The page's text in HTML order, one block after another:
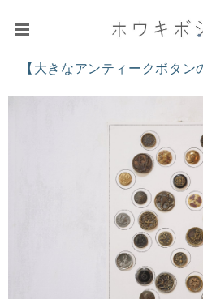
【大きなアンティークボタン